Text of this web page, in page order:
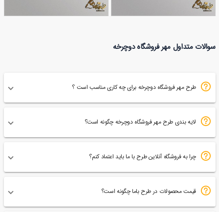
سوالات متداول مهر فروشگاه دوچرخه
طرح مهر فروشگاه دوچرخه برای چه کاری مناسب است ؟
لایه بندی طرح مهر فروشگاه دوچرخه چگونه است؟
چرا به فروشگاه آنلاین طرح با ما باید اعتماد کنم؟
قیمت محصولات در طرح باما چگونه است؟